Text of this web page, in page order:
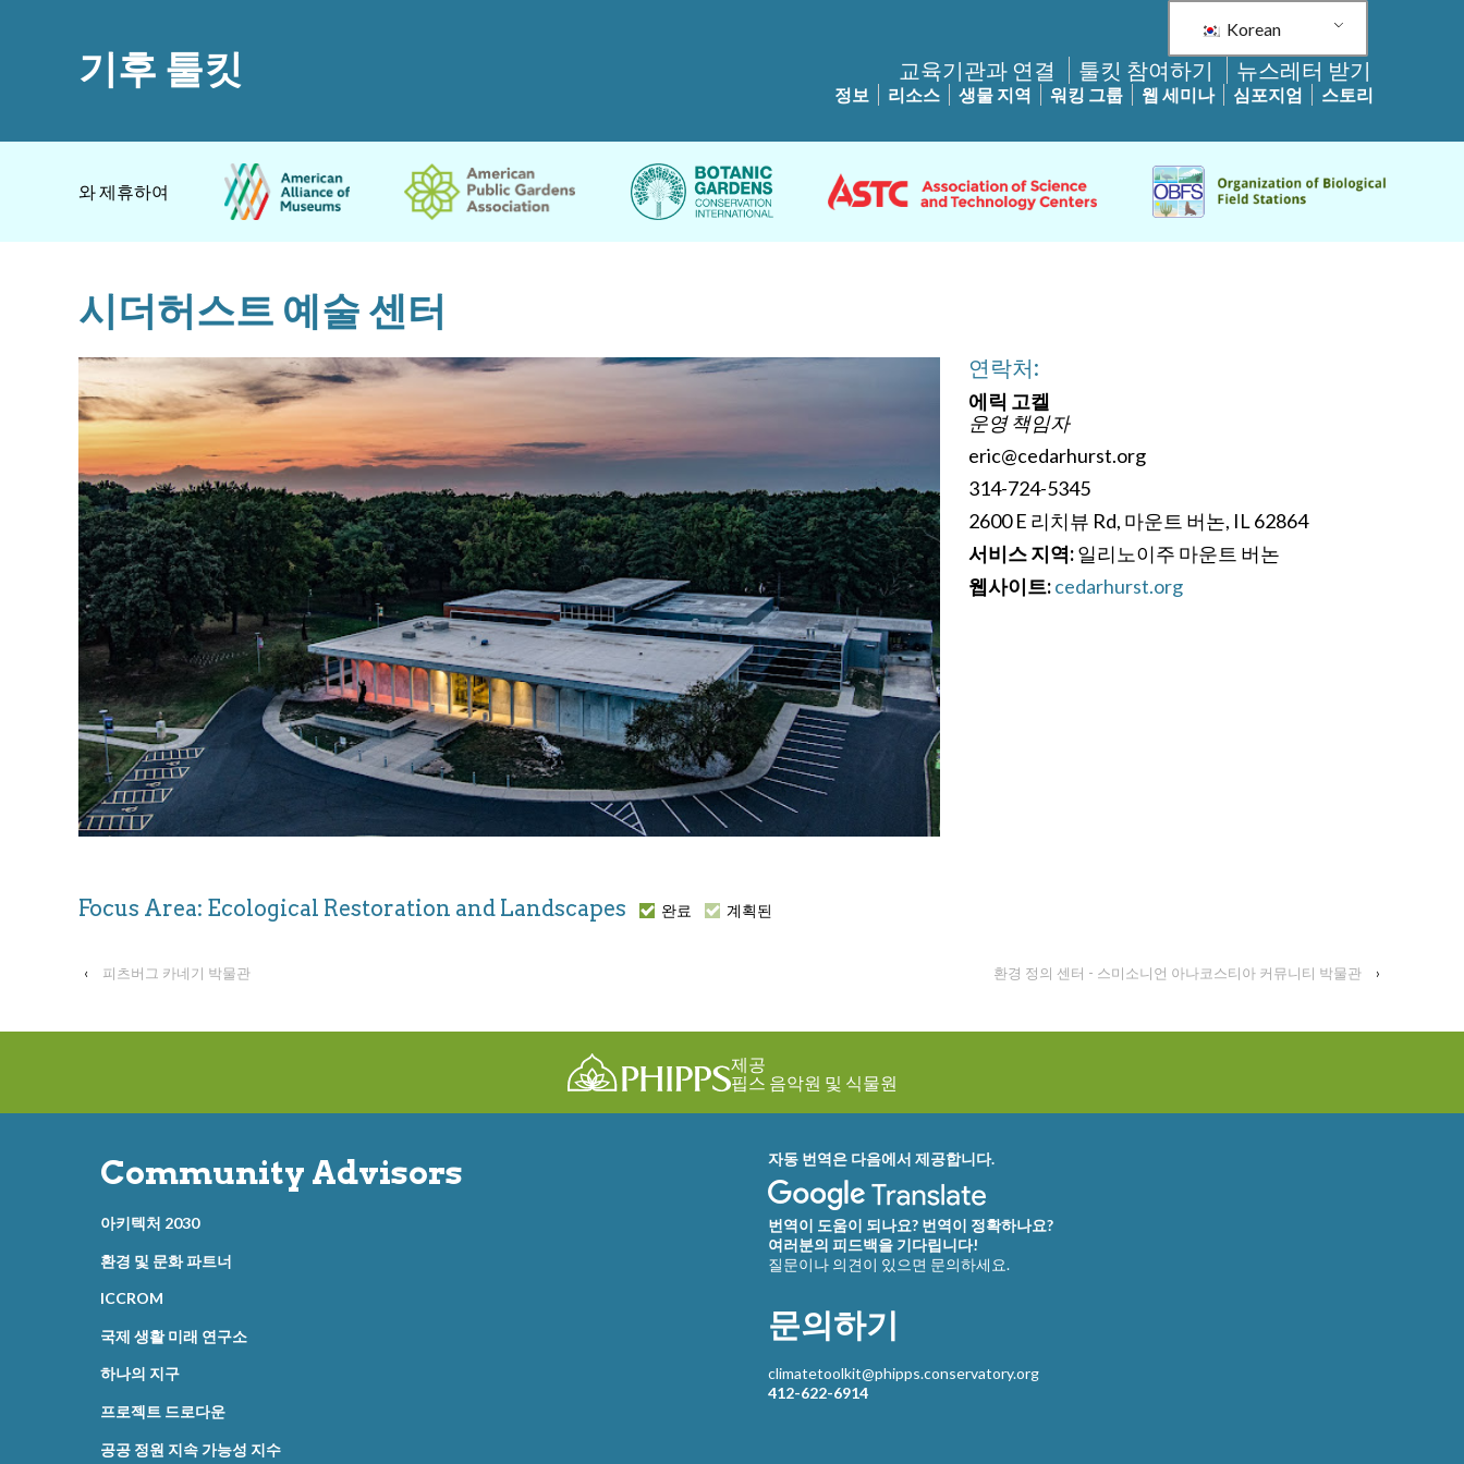
기후 툴킷
Korean
교육기관과 연결 툴킷 참여하기 뉴스레터 받기
정보 리소스 생물 지역 워킹 그룹 웹 세미나 심포지엄 스토리
와 제휴하여
시더허스트 예술 센터
연락처:
에릭 고켈
운영 책임자
eric@cedarhurst.org
314-724-5345
2600 E 리치뷰 Rd, 마운트 버논, IL 62864
서비스 지역:일리노이주 마운트 버논
웹사이트:cedarhurst.org
Focus Area: Ecological Restoration and Landscapes 완료 계획된
‹ 피츠버그 카네기 박물관 환경 정의 센터 - 스미소니언 아나코스티아 커뮤니티 박물관 ›
제공
핍스 음악원 및 식물원
Community Advisors
아키텍처 2030
환경 및 문화 파트너
ICCROM
국제 생활 미래 연구소
하나의 지구
프로젝트 드로다운
공공 정원 지속 가능성 지수
자동 번역은 다음에서 제공합니다.
번역이 도움이 되나요? 번역이 정확하나요?
여러분의 피드백을 기다립니다!
질문이나 의견이 있으면 문의하세요.
문의하기
climatetoolkit@phipps.conservatory.org
412-622-6914